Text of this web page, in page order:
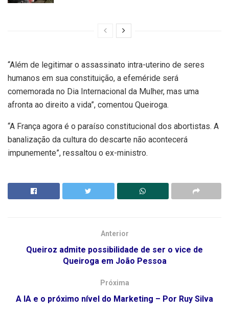
“Além de legitimar o assassinato intra-uterino de seres
humanos em sua constituição, a efeméride será
comemorada no Dia Internacional da Mulher, mas uma
afronta ao direito a vida”, comentou Queiroga.
“A França agora é o paraíso constitucional dos abortistas. A
banalização da cultura do descarte não acontecerá
impunemente”, ressaltou o ex-ministro.
Anterior
Queiroz admite possibilidade de ser o vice de
Queiroga em João Pessoa
Próxima
A IA e o próximo nível do Marketing – Por Ruy Silva